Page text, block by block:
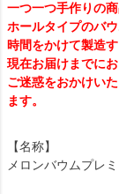
一つ一つ手作りの
ホールタイプのバ
時間をかけて製造す
現在お届けまでに
ご迷惑をおかけい
ます。
【名称】
メロンバウムプレ